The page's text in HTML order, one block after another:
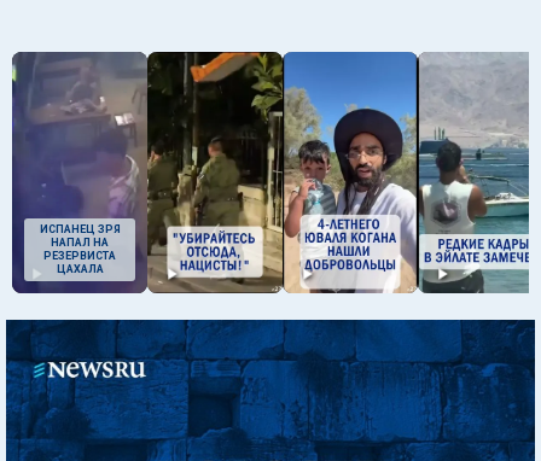
ИСПАНЕЦ ЗРЯ
НАПАЛ НА
РЕЗЕРВИСТА
ЦАХАЛА